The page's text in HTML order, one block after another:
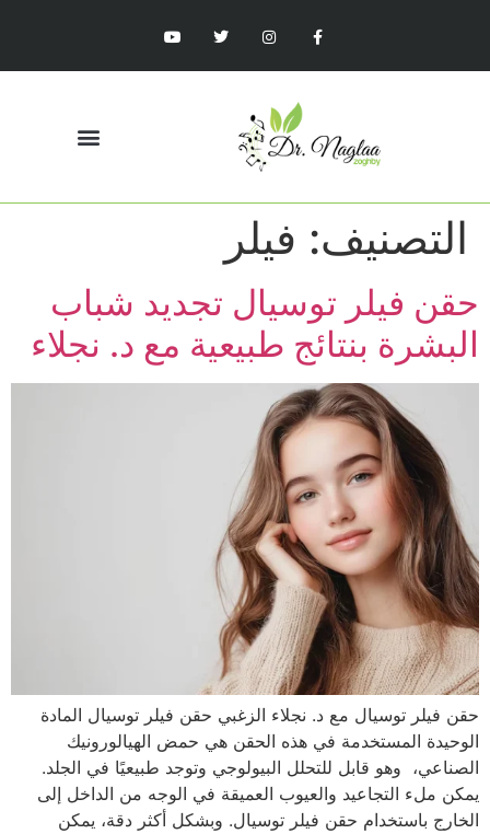
التصنيف: فيلر
حقن فيلر توسيال تجديد شباب
البشرة بنتائج طبيعية مع د. نجلاء
حقن فيلر توسيال مع د. نجلاء الزغبي حقن فيلر توسيال المادة
الوحيدة المستخدمة في هذه الحقن هي حمض الهيالورونيك
الصناعي، وهو قابل للتحلل البيولوجي وتوجد طبيعيًا في الجلد.
يمكن ملء التجاعيد والعيوب العميقة في الوجه من الداخل إلى
الخارج باستخدام حقن فيلر توسيال. وبشكل أكثر دقة، يمكن